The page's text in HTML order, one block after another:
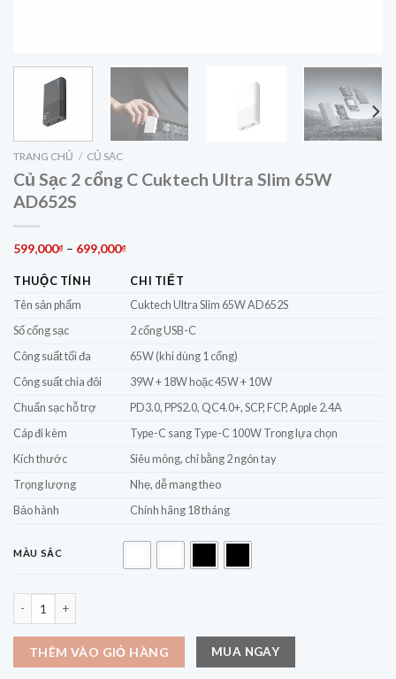
TRANG CHỦ / CỦ SẠC
Củ Sạc 2 cổng C Cuktech Ultra Slim 65W
AD652S
599,000₫ – 699,000₫
từ
599,000₫
699,000₫
THUỘC TÍNH
CHI TIẾT
Tên sản phẩm
Cuktech Ultra Slim 65W AD652S
Số cổng sạc
2 cổng USB-C
Công suất tối đa
65W (khi dùng 1 cổng)
Công suất chia đôi
39W + 18W hoặc 45W + 10W
Chuẩn sạc hỗ trợ
PD3.0, PPS2.0, QC4.0+, SCP, FCP, Apple 2.4A
Cáp đi kèm
Type-C sang Type-C 100W Trong lựa chọn
Kích thước
Siêu mỏng, chỉ bằng 2 ngón tay
Trọng lượng
Nhẹ, dễ mang theo
Bảo hành
Chính hãng 18 tháng
MÀU SẮC
THÊM VÀO GIỎ HÀNG MUA NGAY